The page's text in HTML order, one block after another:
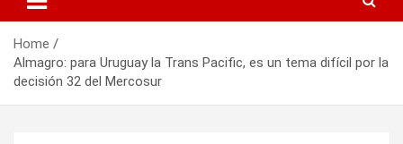
Home
Almagro: para Uruguay la Trans Pacific, es un tema difícil por la
decisión 32 del Mercosur